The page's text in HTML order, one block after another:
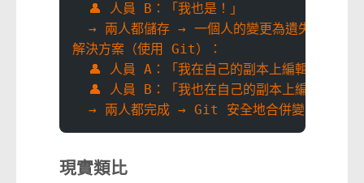
  👤 人員 B：「我也是！」
  → 兩人都儲存 → 一個人的變更為遺失 😱
解決方案（使用 Git）：
  👤 人員 A：「我在自己的副本上編輯」
  👤 人員 B：「我也在自己的副本上編輯」
  → 兩人都完成 → Git 安全地合併變更 ✅
現實類比